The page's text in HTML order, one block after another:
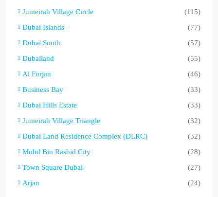
Jumeirah Village Circle
(115)
Dubai Islands
(77)
Dubai South
(57)
Dubailand
(55)
Al Furjan
(46)
Business Bay
(33)
Dubai Hills Estate
(33)
Jumeirah Village Triangle
(32)
Dubai Land Residence Complex (DLRC)
(32)
Mohd Bin Rashid City
(28)
Town Square Dubai
(27)
Arjan
(24)